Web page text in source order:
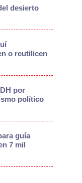
desierto
o reutilicen
por
político
guía
7 mil